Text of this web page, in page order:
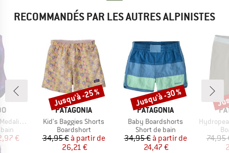
RECOMMANDÉS PAR LES AUTRES ALPINISTES
Piece
réduit
€
MARQUE
PATAGONIA
Article
Kid's Baggies Shorts
Product group
Boardshort
Prix
34,95 € Prix réduit
à partir de
26,21 €
Remise
Jusqu'à -25 %
MARQUE
PATAGONIA
Article
Baby Boardshorts
Product group
Short de bain
Prix
34,95 € Prix réduit
à partir de
24,47 €
Remise
Jusqu'à -30 %
Article
Hydropeak
74,95